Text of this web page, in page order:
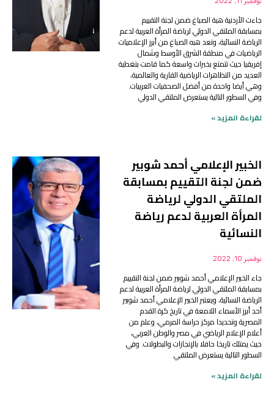
جاءت الأردنية هبة الصباغ ضمن لجنة التقييم
بمسابقة الملتقي الدولي لرياضة المرأة العربية لدعم
الرياضة النسائية، وتعد هبه الصباغ من أبرز الإعلاميات
الرياضيات في منطقة الشرق الأوسط وشمال
إفريقيا حيث تتمتع بخبرات واسعة كما قامت بتغطية
العديد من التظاهرات الرياضية القارية والعالمية،
وهي أيضا واحدة من أفضل الصحفيات العربيات.
وفي السطور التالية يستعرض الملتقي الدولي
لقراءة المزيد »
الخبير الإعلامي أحمد شوبير
ضمن لجنة التقييم بمسابقة
الملتقي الدولي لرياضة
المرأة العربية لدعم رياضة
النسائية
نوفمبر 10, 2022
جاء الخبير الإعلامي أحمد شوبير ضمن لجنة التقييم
بمسابقة الملتقي الدولي لرياضة المرأة العربية لدعم
الرياضة النسائية، ويعتبر الخبير الإعلامي أحمد شوبير
أحد أبرز الأسماء اللامعة في تاريخ كرة القدم
المصرية وتحديدا مركز حراسة المرمي، وعلم من
أعلام الإعلام الرياضي في مصر والوطن العربي،
حيث يمتلك تاريخا حافلا بالإنجازات والبطولات. وفي
السطور التالية يستعرض الملتقي
لقراءة المزيد »